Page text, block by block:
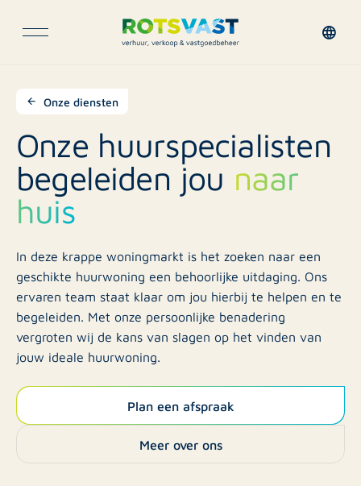
Onze diensten
Onze huurspecialisten
begeleiden jou naar
huis
In deze krappe woningmarkt is het zoeken naar een
geschikte huurwoning een behoorlijke uitdaging. Ons
ervaren team staat klaar om jou hierbij te helpen en te
begeleiden. Met onze persoonlijke benadering
vergroten wij de kans van slagen op het vinden van
jouw ideale huurwoning.
Plan een afspraak
Meer over ons